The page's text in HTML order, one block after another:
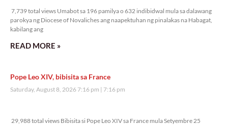
7,739 total views Umabot sa 196 pamilya o 632 indibidwal mula sa dalawang
parokya ng Diocese of Novaliches ang naapektuhan ng pinalakas na Habagat,
kabilang ang
READ MORE »
Pope Leo XIV, bibisita sa France
Saturday, August 8, 2026 7:16 pm 7:16 pm
29,988 total views Bibisita si Pope Leo XIV sa France mula Setyembre 25